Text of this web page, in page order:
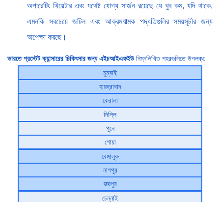
অপারেটিং থিয়েটার এবং যথেষ্ট যোগ্য সার্জন রয়েছে যে খুব কম, যদি থাকে,
এমনকি সবচেয়ে জটিল এবং আক্রমণাত্মক পদ্ধতিগুলির সময়সূচীর জন্য
অপেক্ষা করছে।
ভারতে প্রস্টেট ক্যান্সারের চিকিৎসার জন্য এইচআইএফইউ নিম্নলিখিত শহরগুলিতে উপলব্ধ:
মুম্বাই
হায়দ্রাবাদ
কেরালা
দিল্লি
পুনে
গোয়া
বেঙ্গালুরু
নাগপুর
জয়পুর
চেন্নাই